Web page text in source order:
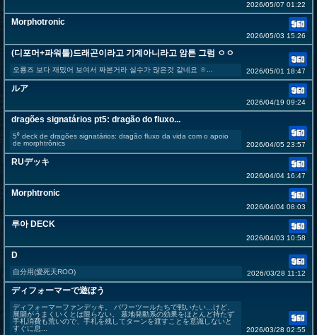
2026/05/07 01:22
Morphotronic
2026/05/03 15:26
(디포머+파워툴)드래곤이라고 기계아니라고 암튼 그럼 ㅇㅇ
오룡즈 보다 재밌어 보여서 짜본거라 실수가 많은것 같네요 ㅎ... 2026/05/01 18:47
ルア
2026/04/19 09:24
dragões signatários pt5: dragão do fluxo...
5⁰ deck de dragões signatários: dragão fluxo da vida com o apoio
de morphtrônics
2026/04/05 23:57
RUデッキ
2026/04/04 16:47
Morphtronic
2026/04/04 08:03
루아 DECK
2026/04/03 10:58
D
自分用(愛死天ROO) 2026/03/28 11:12
ディフォーマーで遊ぼう
ディフォーマーファンデッキ。 パワーツールたちで戦いたい…けど、
展開がうまくいくとは限らない。 墓地発動系の効果をほとんど持たず
手札消費も荒いので、手札を残してターンを渡すことを意識しないと
すぐに息...
2026/03/28 02:55